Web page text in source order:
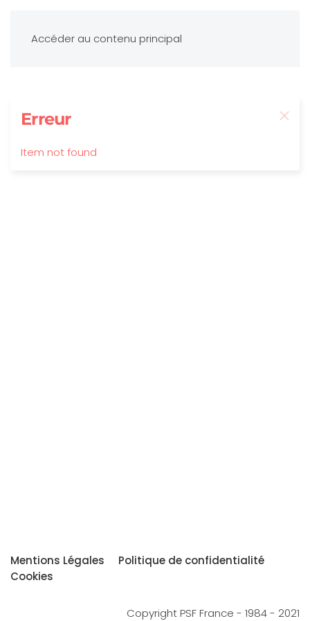
Accéder au contenu principal
Erreur
Item not found
Mentions Légales
Politique de confidentialité
Cookies
Copyright PSF France - 1984 - 2021